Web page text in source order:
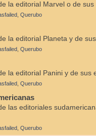
la editorial Marvel o de sus
, Querubo
la editorial Planeta y de
, Querubo
la editorial Panini y de sus
, Querubo
las editoriales
, Querubo